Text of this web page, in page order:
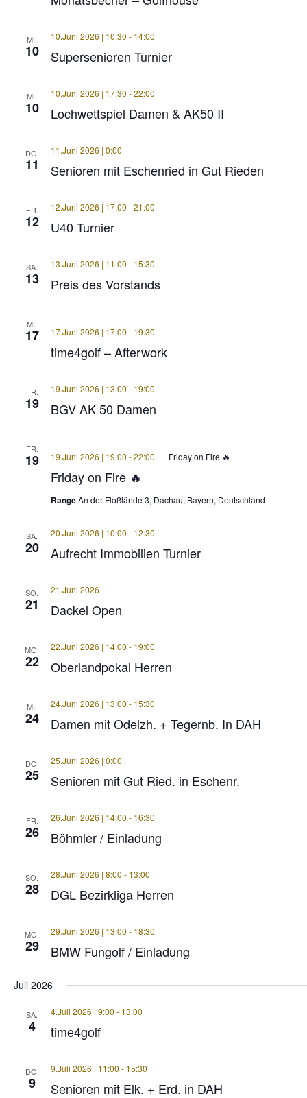
MI.
10 Supersenioren Turnier
10.Juni 2026 | 10:30 - 14:00
MI.
10 Lochwettspiel Damen & AK50 II
10.Juni 2026 | 17:30 -22:00
DO.
11 Senioren mit Eschenried in Gut Rieden
11.Juni 2026 | 0:00
FR.
12 U40 Turnier
12.Juni 2026 | 17:00 -21:00
SA.
13 Preis des Vorstands
13.Juni 2026 | 11:00 - 15:30
MI.
17
time4golf – Afterwork
17.Juni 2026 | 17:00 - 19:30
FR.
19 BGV AK 50 Damen
19.Juni 2026 | 13:00 - 19:00
FR.
19
Friday on Fire 🔥
19.Juni 2026 | 19:00 -22:00 Friday on Fire 🔥
RangeAn der Floßlände 3, Dachau, Bayern, Deutschland
SA.
20 Aufrecht Immobilien Turnier
20.Juni 2026 | 10:00 - 12:30
SO.
21 Dackel Open
21.Juni 2026
MO.
22 Oberlandpokal Herren
22.Juni 2026 | 14:00 - 19:00
MI.
24 Damen mit Odelzh. + Tegernb. In DAH
24.Juni 2026 | 13:00 - 15:30
DO.
25 Senioren mit Gut Ried. in Eschenr.
25.Juni 2026 | 0:00
FR.
26 Böhmler / Einladung
26.Juni 2026 | 14:00 - 16:30
SO.
28 DGL Bezirkliga Herren
28.Juni 2026 | 8:00 - 13:00
MO.
29 BMW Fungolf / Einladung
29.Juni 2026 | 13:00 - 18:30
Juli 2026
SA.
4 time4golf
4.Juli 2026 | 9:00 - 13:00
DO.
9 Senioren mit Elk. + Erd. in DAH
9.Juli 2026 | 11:00 - 15:30